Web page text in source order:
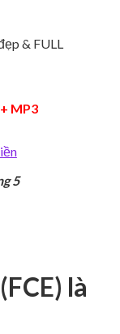
& FULL
MP3
5
là